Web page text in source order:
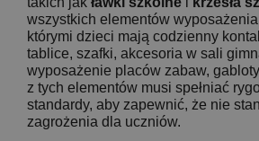
wszystkich elementów
którymi dzieci mają codzienny
tablice, szafki, akcesoria w sali
wyposażenie placów zabaw,
z tych elementów musi spełniać
standardy, aby zapewnić, że nie
zagrożenia dla uczniów.